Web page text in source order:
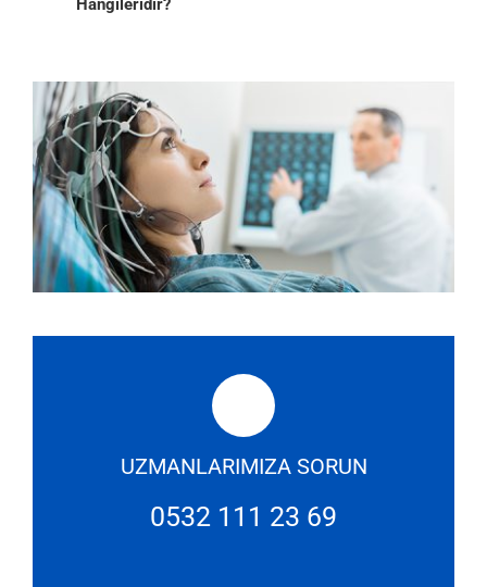
Hangileridir?
UZMANLARIMIZA SORUN
0532 111 23 69